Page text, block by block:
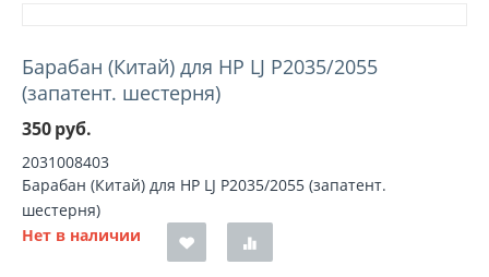
Барабан (Китай) для HP LJ P2035/2055
(запатент. шестерня)
350руб.
2031008403
Барабан (Китай) для HP LJ P2035/2055 (запатент.
шестерня)
Нет в наличии